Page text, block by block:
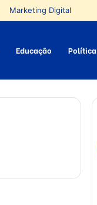
Marketing Digital
Educação Política